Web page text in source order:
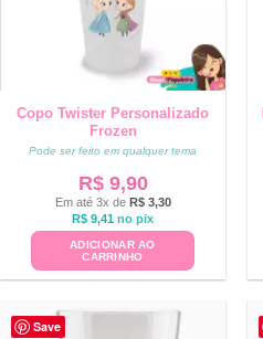
Copo Twister Personalizado
Frozen
Pode ser feito em qualquer tema
R$9,90
Em até 3x de R$3,30
R$ 9,41 no pix
ADICIONAR AO
CARRINHO
Save